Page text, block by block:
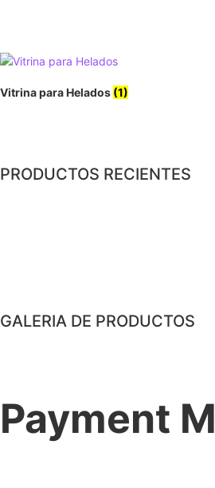
Vitrina para Helados (1)
PRODUCTOS RECIENTES
GALERIA DE PRODUCTOS
Payment